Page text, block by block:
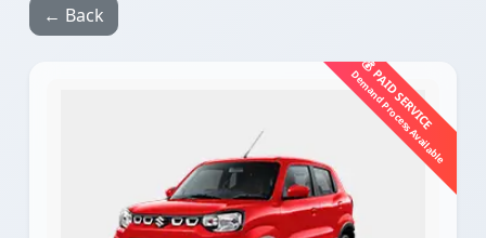
← Back
💰 PAID SERVICE
Demand Process Available